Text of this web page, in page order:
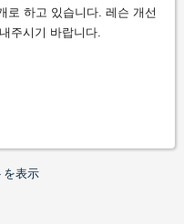
로 하고 있습니다. 레슨 개선
주시기 바랍니다.
を表示